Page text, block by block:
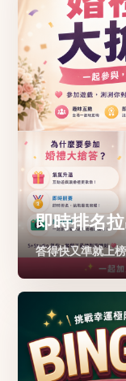
即時排名
答得快又準就上